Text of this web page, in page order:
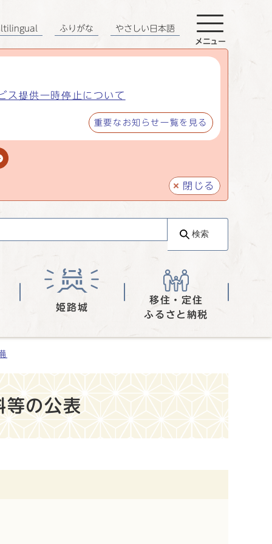
ス提供一時停止について
重要なお知らせ一覧を見る
閉じる
ふりがな やさしい日本語
メニュー
検索
姫路城
移住・定住
ふるさと納税
等の公表